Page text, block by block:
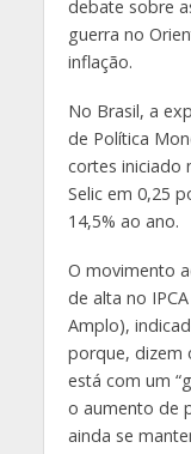
debate sobre
guerra no
inflação.
No Brasil, a
de Política
cortes iniciado
Selic em 0,25
14,5% ao ano.
O movimento
de alta no
Amplo),
porque, dizem
está com um
o aumento de
ainda se